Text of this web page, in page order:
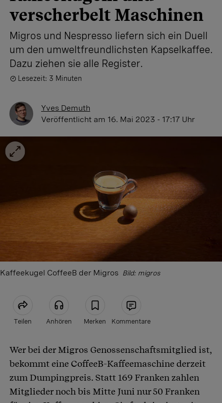
verscherbelt Maschinen
Migros und Nespresso liefern sich ein Duell
um den umweltfreundlichsten Kapselkaffee.
Dazu ziehen sie alle Register.
Lesezeit: 3 Minuten
Yves Demuth
Veröffentlicht am 16. Mai 2023 - 17:17 Uhr
Kaffeekugel CoffeeB der Migros Bild: migros
Teilen Anhören Merken Kommentare
Artikel teilen
Wer bei der Migros Genossenschaftsmitglied ist,
bekommt eine CoffeeB-Kaffeemaschine derzeit
zum Dumpingpreis. Statt 169 Franken zahlen
Mitglieder noch bis Mitte Juni nur 50 Franken